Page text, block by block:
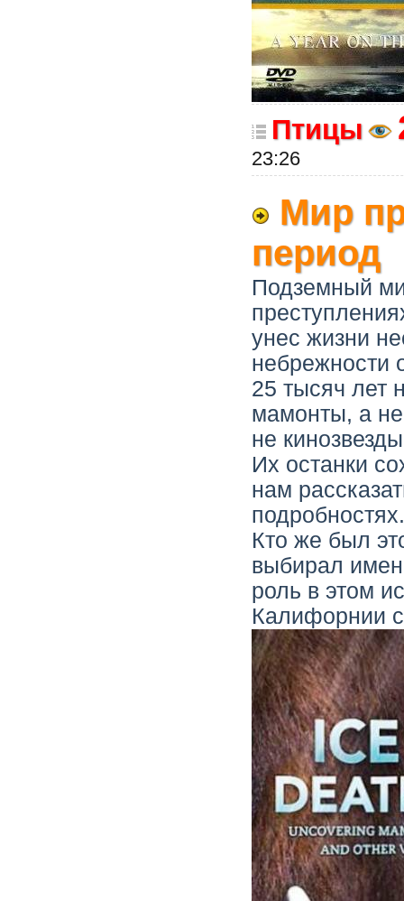
Птицы
23:26
Мир
период
Подземный
унес жизни
небрежности
25 тысяч лет
мамонты, а
не
Их останки
нам
подробностях.
Кто же был
выбирал
роль в этом
Калифорнии